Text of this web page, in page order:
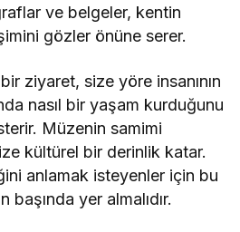
ve belgeler, kentin
gözler önüne serer.
ziyaret, size yöre insanının
nasıl bir yaşam kurduğunu
Müzenin samimi
kültürel bir derinlik katar.
anlamak isteyenler için bu
yer almalıdır.